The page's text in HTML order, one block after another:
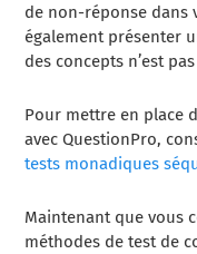
de non-réponse dans
également présenter
des concepts n’est
Pour mettre en place
avec QuestionPro,
tests monadiques
Maintenant que vous
méthodes de test de